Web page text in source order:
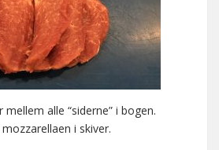
alle “siderne” i bogen.
i skiver.